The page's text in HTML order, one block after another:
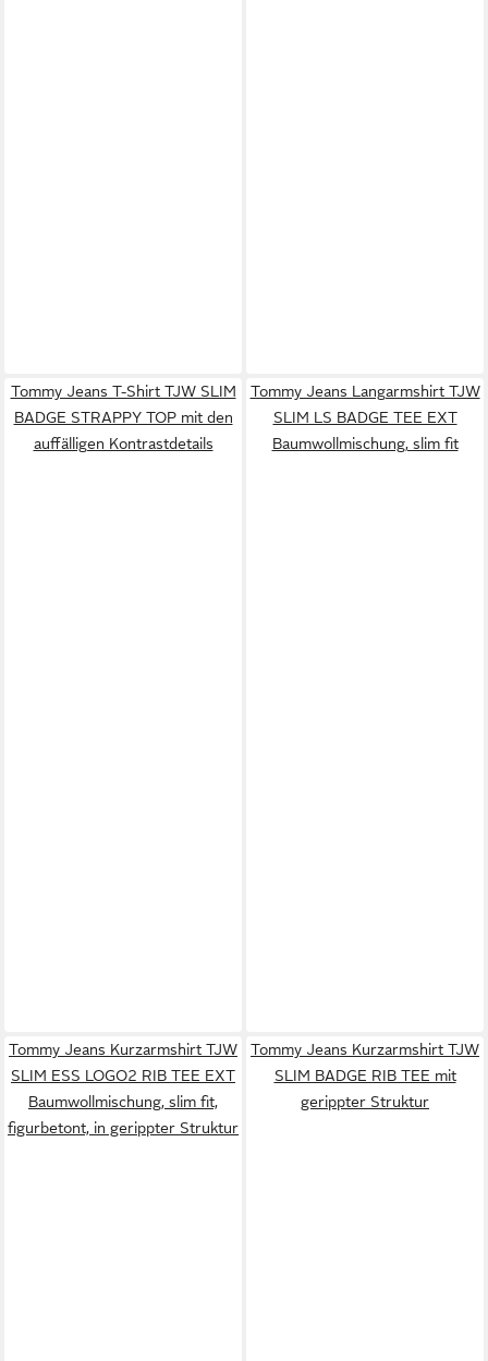
Tommy Jeans T-Shirt TJW SLIM
BADGE STRAPPY TOP mit den
auffälligen Kontrastdetails
Tommy Jeans Langarmshirt TJW
SLIM LS BADGE TEE EXT
Baumwollmischung, slim fit
Tommy Jeans Kurzarmshirt TJW
SLIM ESS LOGO2 RIB TEE EXT
Baumwollmischung, slim fit,
figurbetont, in gerippter Struktur
Tommy Jeans Kurzarmshirt TJW
SLIM BADGE RIB TEE mit
gerippter Struktur